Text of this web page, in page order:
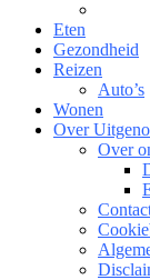
Eten
Gezondheid
Reizen
Auto’s
Wonen
Over
Over